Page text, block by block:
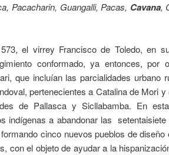
Pacacharin, Guangalli, Pacas, Cavana,
el virrey Francisco de Toledo, en
conformado, ya entonces, por
que incluían las parcialidades urbano
pertenecientes a Catalina de Mori y
de Pallasca y Sicllabamba. En
indígenas a abandonar las
formando cinco nuevos pueblos de diseño
con el objeto de ayudar a la